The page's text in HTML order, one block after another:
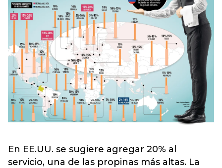
En EE.UU. se sugiere agregar 20% al
servicio, una de las propinas más altas. La